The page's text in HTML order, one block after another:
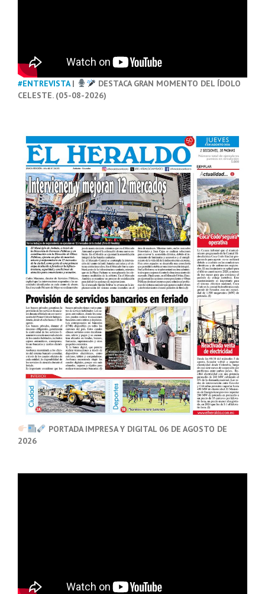
#ENTREVISTA|
DESTACA GRAN MOMENTO DEL ÍDOLO
CELESTE. (05-08-2026)
PORTADA IMPRESA Y DIGITAL 06 DE AGOSTO DE
2026